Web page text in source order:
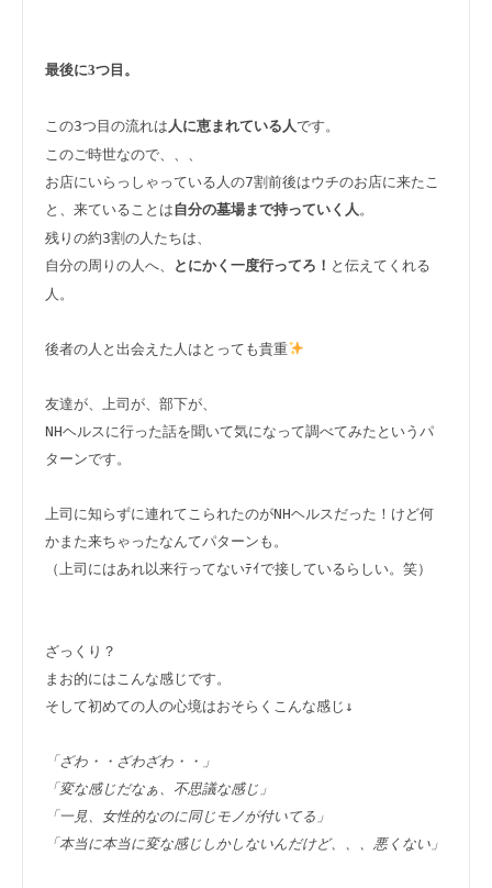
最後に3つ目。
この3つ目の流れは 人に恵まれている人です。
このご時世なので、、、
お店にいらっしゃっている人の7割前後はウチのお店に来たこ
と、来ていることは自分の墓場まで持っていく人 。
残りの約3割の人たちは、
自分の周りの人へ、
とにかく一度行ってろ！ と伝えてくれる
人。
後者の人と出会えた人はとっても貴重
友達が、上司が、部下が、
NHヘルスに行った話を聞いて気になって調べてみたというパ
ターンです。
上司に知らずに連れてこられたのがNHヘルスだった！けど何
かまた来ちゃったなんてパターンも。
（上司にはあれ以来行ってないﾃｲで接しているらしい。笑）
ざっくり？
まお的にはこんな感じです。
そして初めての人の心境はおそらくこんな感じ↓
「ざわ・・ざわざわ・・」
「変な感じだなぁ、不思議な感じ」
「一見、女性的なのに同じモノが付いてる」
「本当に本当に変な感じしかしないんだけど、、、悪くない」